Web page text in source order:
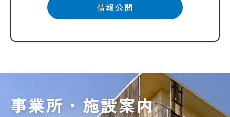
情報公開
事業所・施設案内